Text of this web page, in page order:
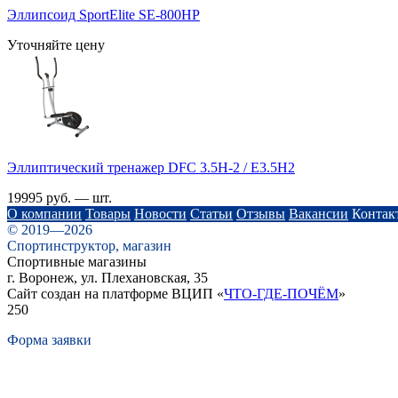
Эллипсоид SportElite SE-800HP
Уточняйте цену
Эллиптический тренажер DFC 3.5H-2 / E3.5H2
19995 руб. — шт.
О компании Товары Новости Статьи Отзывы Вакансии
© 2019—2026
Спортинструктор, магазин
Спортивные магазины
г. Воронеж, ул. Плехановская, 35
Сайт создан на платформе ВЦИП «ЧТО-ГДЕ-ПОЧЁМ»
250
Форма заявки